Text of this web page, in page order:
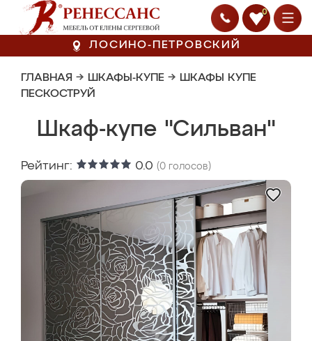
0
ЛОСИНО-ПЕТРОВСКИЙ
ГЛАВНАЯ → ШКАФЫ-КУПЕ → ШКАФЫ КУПЕ
ПЕСКОСТРУЙ
Шкаф-купе "Сильван"
Рейтинг: 0.0 (0 голосов)